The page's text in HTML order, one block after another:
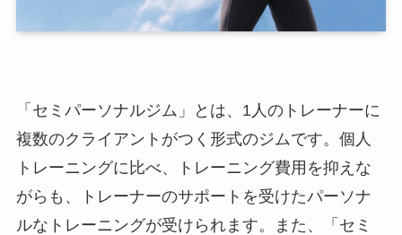
「セミパーソナルジム」とは、1人のトレーナーに
複数のクライアントがつく形式のジムです。個人
トレーニングに比べ、トレーニング費用を抑えな
がらも、トレーナーのサポートを受けたパーソナ
ルなトレーニングが受けられます。また、「セミ